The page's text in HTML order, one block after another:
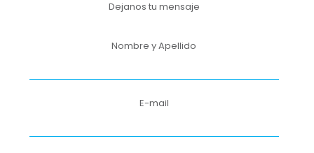
Dejanos tu mensaje
Nombre y Apellido
E-mail